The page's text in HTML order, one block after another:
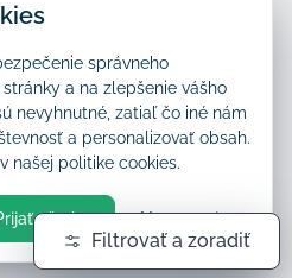
Filtrovať a zoradiť
Všetky práva vyhradené
správneho
a na zlepšenie vášho
nevyhnutné, zatiaľ čo iné nám
a personalizovať obsah.
našej politike cookies.
všetko Nastavenia